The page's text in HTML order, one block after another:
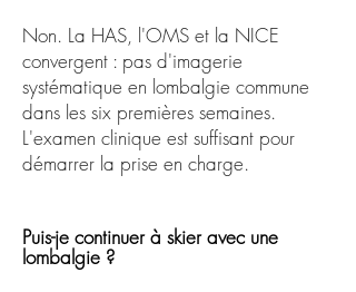
Non. La HAS, l'OMS et la NICE
convergent : pas d'imagerie
systématique en lombalgie commune
dans les six premières semaines.
L'examen clinique est suffisant pour
démarrer la prise en charge.
Puis-je continuer à skier avec une
lombalgie ?